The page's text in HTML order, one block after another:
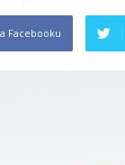
Facebooku